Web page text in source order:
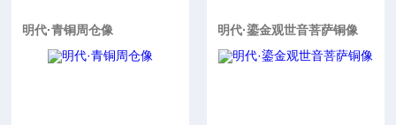
明代·青铜周仓像 明代·鎏金观世音菩萨铜像